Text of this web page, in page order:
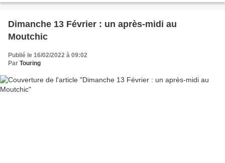
Dimanche 13 Février : un après-midi au
Moutchic
Publié le 16/02/2022 à 09:02
Par Touring